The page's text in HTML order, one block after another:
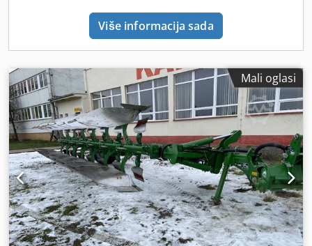
Više informacija sada
Mali oglasi